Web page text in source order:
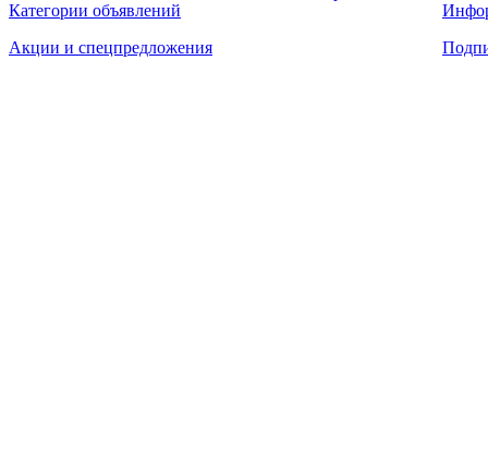
Категории объявлений
Акции и спецпредложения